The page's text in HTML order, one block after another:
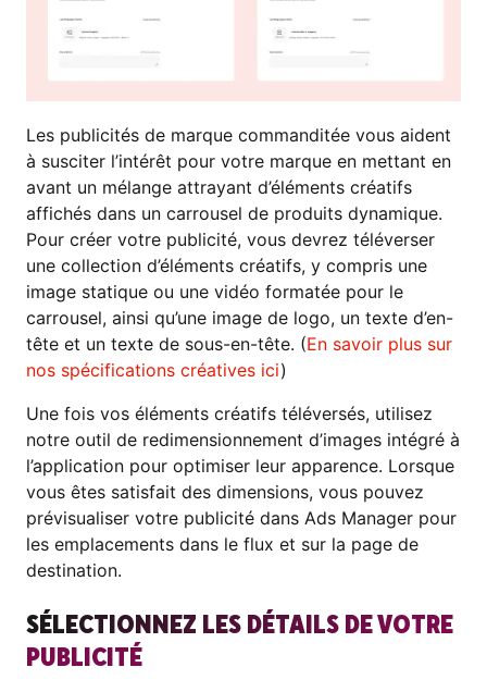
Les publicités de marque commanditée vous aident
à susciter l’intérêt pour votre marque en mettant en
avant un mélange attrayant d’éléments créatifs
affichés dans un carrousel de produits dynamique.
Pour créer votre publicité, vous devrez téléverser
une collection d’éléments créatifs, y compris une
image statique ou une vidéo formatée pour le
carrousel, ainsi qu’une image de logo, un texte d’en-
tête et un texte de sous-en-tête. (En savoir plus sur
nos spécifications créatives ici)
Une fois vos éléments créatifs téléversés, utilisez
notre outil de redimensionnement d’images intégré à
l’application pour optimiser leur apparence. Lorsque
vous êtes satisfait des dimensions, vous pouvez
prévisualiser votre publicité dans Ads Manager pour
les emplacements dans le flux et sur la page de
destination.
SÉLECTIONNEZ LES DÉTAILS DE VOTRE
PUBLICITÉ